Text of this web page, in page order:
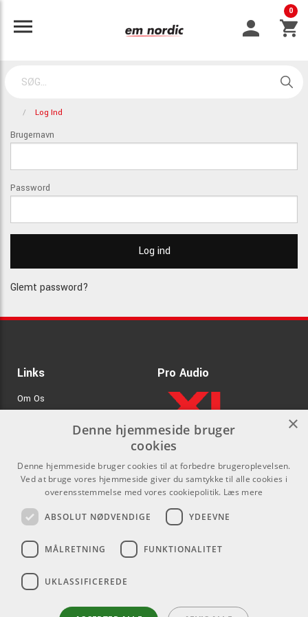
0
Log Ind
Brugernavn
Password
Glemt password?
Links
Om Os
GDPR & Cookies
Pro Audio
.
Kontakt
Som privatperson kan du ikke
købe på denne hjemmeside, alt
forhandlere.
info@emnordic.dk
Sociale medier
×
Denne hjemmeside bruger
cookies
Denne hjemmeside bruger cookies til at forbedre brugeroplevelsen.
Ved at bruge vores hjemmeside giver du samtykke til alle cookies i
overensstemmelse med vores cookiepolitik. Læs mere
ABSOLUT NØDVENDIGE YDEEVNE
MÅLRETNING FUNKTIONALITET
UKLASSIFICEREDE